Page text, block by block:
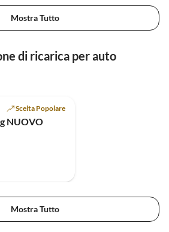
Mostra Tutto
di ricarica per auto
Scelta Popolare
NUOVO
Mostra Tutto